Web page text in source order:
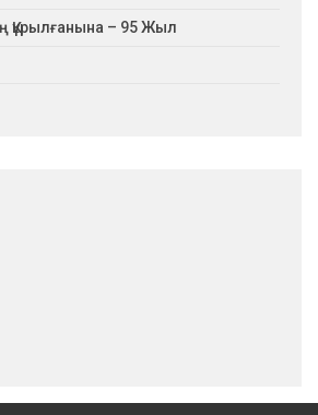
Құрылғанына – 95 Жыл